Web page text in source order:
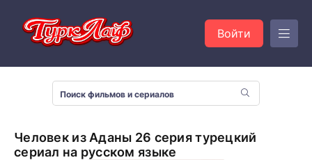
Войти
Человек из Аданы 26 серия турецкий
сериал на русском языке